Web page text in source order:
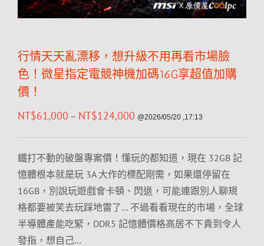
行情天天亂漂移，想升級不用再看市場臉
色！微星指定電競神機加碼16G享超值加購
價！
NT$61,000 – NT$124,000 @2026/05/20 ,17:13
鐵打不動的破盤專案價！懂玩的都知道，現在 32GB 記
憶體根本就是玩 3A 大作的標配剛需，如果還停留在
16GB，別說玩遊戲會卡頓、閃退，可能連跟別人聊規
格都要被笑去玩踩地雷了… 不過看看現在的市場，全球
半導體產能吃緊，DDR5 記憶體價格高居不下貴到令人
發指，想自己…